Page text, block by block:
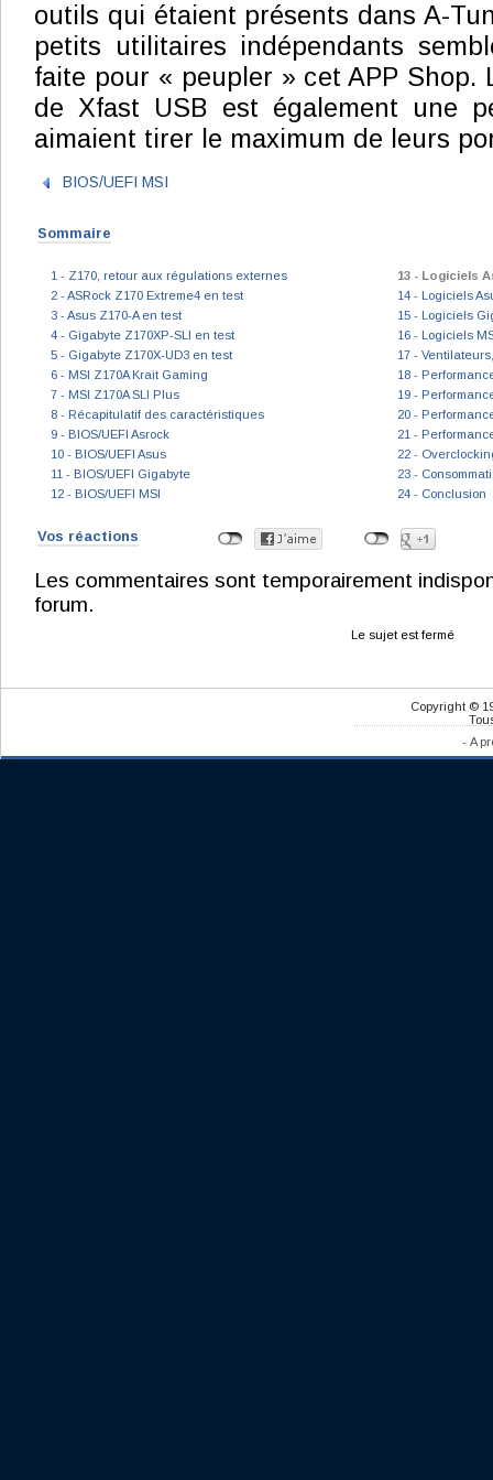
outils qui étaient présents dans A-
petits utilitaires indépendants
faite pour « peupler » cet APP Shop.
de Xfast USB est également une
aimaient tirer le maximum de leurs
BIOS/UEFI MSI
Sommaire
1 - Z170, retour aux régulations externes
2 - ASRock Z170 Extreme4 en test
3 - Asus Z170-A en test
4 - Gigabyte Z170XP-SLI en test
5 - Gigabyte Z170X-UD3 en test
6 - MSI Z170A Krait Gaming
7 - MSI Z170A SLI Plus
8 - Récapitulatif des caractéristiques
9 - BIOS/UEFI Asrock
10 - BIOS/UEFI Asus
11 - BIOS/UEFI Gigabyte
12 - BIOS/UEFI MSI
13 - Logiciels
14 - Logiciels
15 - Logiciels
16 - Logiciels
17 -
18 -
19 -
20 -
21 -
22 -
23 -
24 - Conclusion
Vos réactions
Les commentaires sont temporairement
forum.
Le sujet est fermé
Copyright ©
- A